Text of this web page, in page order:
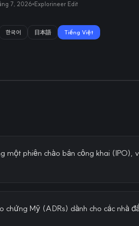
7, 2026 Explorineer Edit
한국어 日本語 Tiếng Việt
một phiên chào bán công khai (IPO),
chứng Mỹ (ADRs) dành cho các nhà